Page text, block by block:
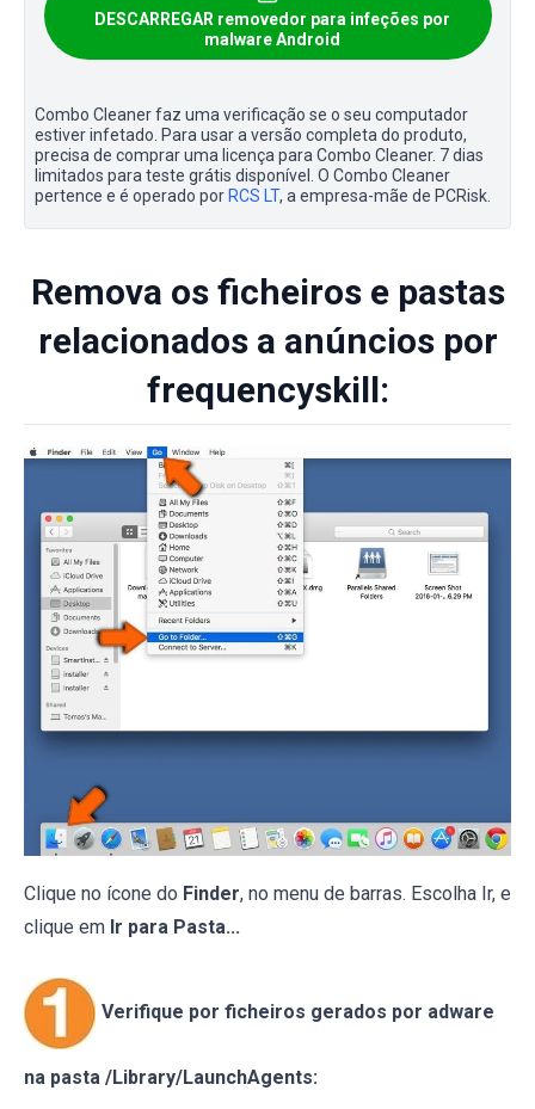
DESCARREGAR removedor para infeções por
malware Android
Combo Cleaner faz uma verificação se o seu computador
estiver infetado. Para usar a versão completa do produto,
precisa de comprar uma licença para Combo Cleaner. 7 dias
limitados para teste grátis disponível. O Combo Cleaner
pertence e é operado por RCS LT, a empresa-mãe de PCRisk.
Remova os ficheiros e pastas
relacionados a anúncios por
frequencyskill:
Clique no ícone do Finder, no menu de barras. Escolha Ir, e
clique em Ir para Pasta...
Verifique por ficheiros gerados por adware
na pasta /Library/LaunchAgents: